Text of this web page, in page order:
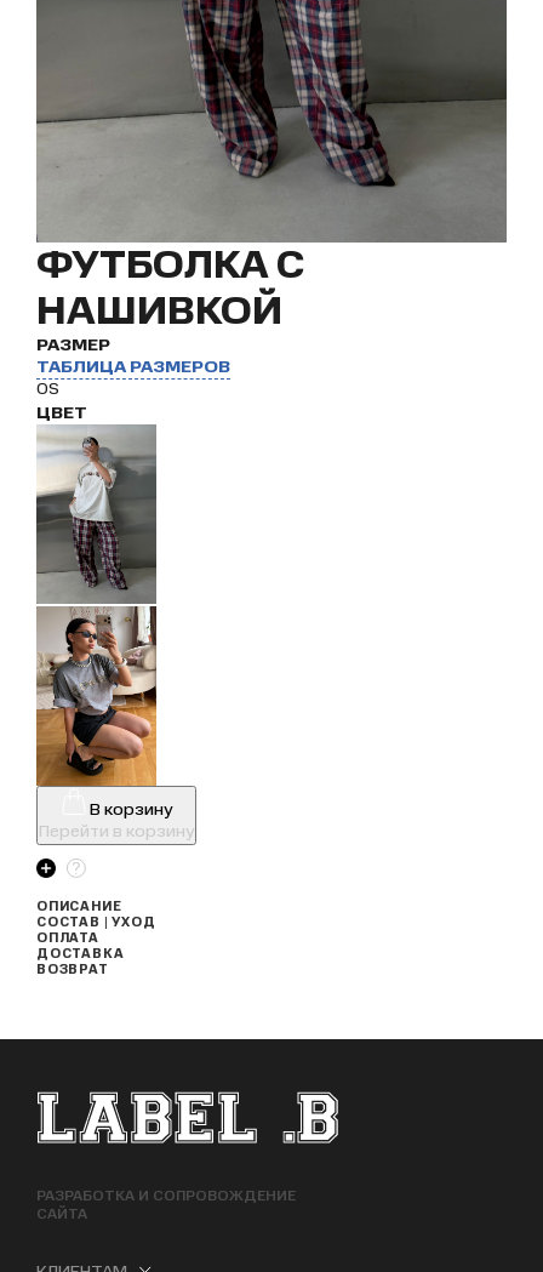
ФУТБОЛКА С
НАШИВКОЙ
РАЗМЕР
ТАБЛИЦА РАЗМЕРОВ
OS
ЦВЕТ
В корзину
Перейти в корзину
ОПИСАНИЕ
СОСТАВ | УХОД
ОПЛАТА
ДОСТАВКА
ВОЗВРАТ
ФУТЕР САЙТА
РАЗРАБОТКА И СОПРОВОЖДЕНИЕ
САЙТА